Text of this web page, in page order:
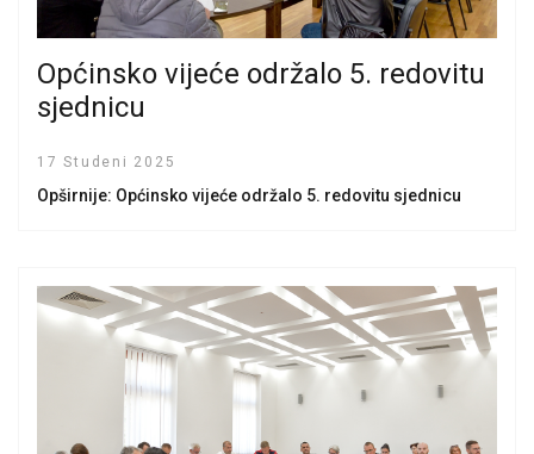
Općinsko vijeće održalo 5. redovitu
sjednicu
17 Studeni 2025
Opširnije: Općinsko vijeće održalo 5. redovitu sjednicu